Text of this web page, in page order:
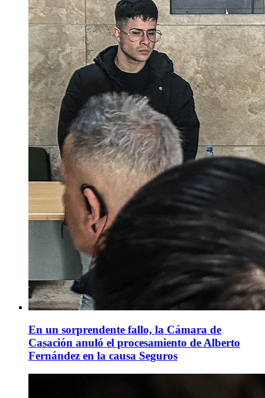
En un sorprendente fallo, la Cámara de
Casación anuló el procesamiento de Alberto
Fernández en la causa Seguros